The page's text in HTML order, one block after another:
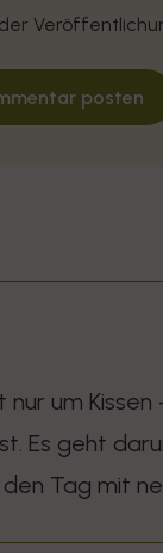
posten
um
Es geht
Tag mit